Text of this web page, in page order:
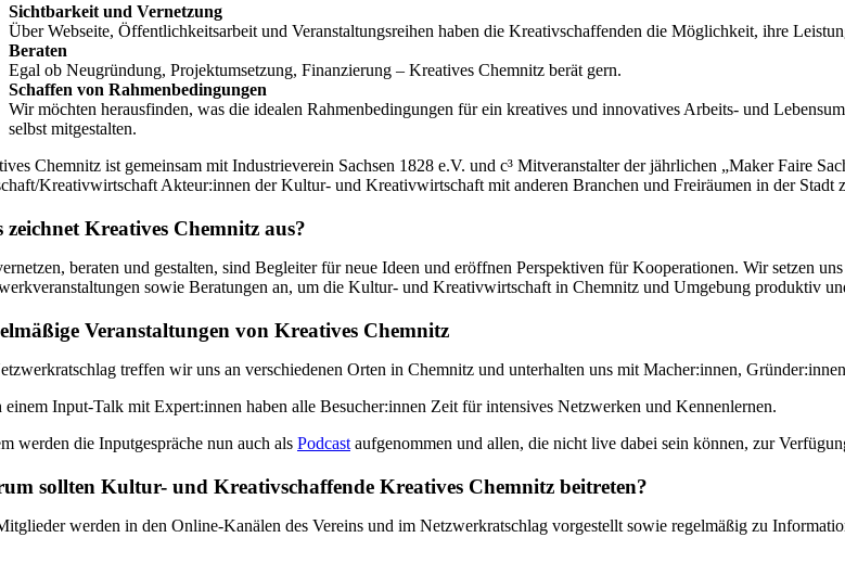
Sichtbarkeit und Vernetzung
Über Webseite, Öffentlichkeitsarbeit und Veranstaltungsreihen haben die Kreativschaffenden die Möglichkeit, ihre
Beraten
Egal ob Neugründung, Projektumsetzung, Finanzierung – Kreatives Chemnitz berät gern.
Schaffen von Rahmenbedingungen
Wir möchten herausfinden, was die idealen Rahmenbedingungen für ein kreatives und innovatives Arbeits- und
selbst mitgestalten.
Chemnitz ist gemeinsam mit Industrieverein Sachsen 1828 e.V. und c³ Mitveranstalter der jährlichen „Maker Faire
Kreativwirtschaft Akteur:innen der Kultur- und Kreativwirtschaft mit anderen Branchen und Freiräumen in der Stadt
zeichnet Kreatives Chemnitz aus?
beraten und gestalten, sind Begleiter für neue Ideen und eröffnen Perspektiven für Kooperationen. Wir setzen
sowie Beratungen an, um die Kultur- und Kreativwirtschaft in Chemnitz und Umgebung produktiv
Veranstaltungen von Kreatives Chemnitz
treffen wir uns an verschiedenen Orten in Chemnitz und unterhalten uns mit Macher:innen,
einem Input-Talk mit Expert:innen haben alle Besucher:innen Zeit für intensives Netzwerken und Kennenlernen.
werden die Inputgespräche nun auch als Podcast aufgenommen und allen, die nicht live dabei sein können, zur
sollten Kultur- und Kreativschaffende Kreatives Chemnitz beitreten?
werden in den Online-Kanälen des Vereins und im Netzwerkratschlag vorgestellt sowie regelmäßig zu